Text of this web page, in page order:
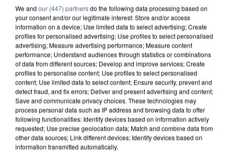
We and our (447) partnersdo the following data processing based on
your consent and/or our legitimate interest: Store and/or access
information on a device; Use limited data to select advertising; Create
profiles for personalised advertising; Use profiles to select personalised
advertising; Measure advertising performance; Measure content
performance; Understand audiences through statistics or combinations
of data from different sources; Develop and improve services; Create
profiles to personalise content; Use profiles to select personalised
content; Use limited data to select content; Ensure security, prevent and
detect fraud, and fix errors; Deliver and present advertising and content;
Save and communicate privacy choices. These technologies may
process personal data such as IP address and browsing data to offer
following functionalities: Identify devices based on information actively
requested; Use precise geolocation data; Match and combine data from
other data sources; Link different devices; Identify devices based on
information transmitted automatically.